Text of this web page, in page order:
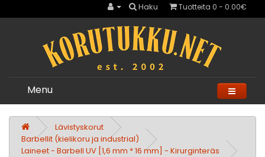
Haku Tuotteita 0 - 0.00€
Menu
Lävistyskorut
Barbellit (kielikoru ja industrial)
Laineet - Barbell UV [1,6 mm * 16 mm] - Kirurginteräs